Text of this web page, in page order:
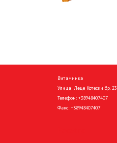
Витаминка
Улица: Леце Котески бр. 23
Телефон: +38948407407
Факс: +38948407407